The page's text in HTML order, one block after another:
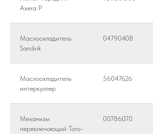
Axera Р
Маслоохладитель
Sandvik
04790408
Маслоохладитель
интеркуллер
56047626
Механизм
переключающий Toro-
00786070